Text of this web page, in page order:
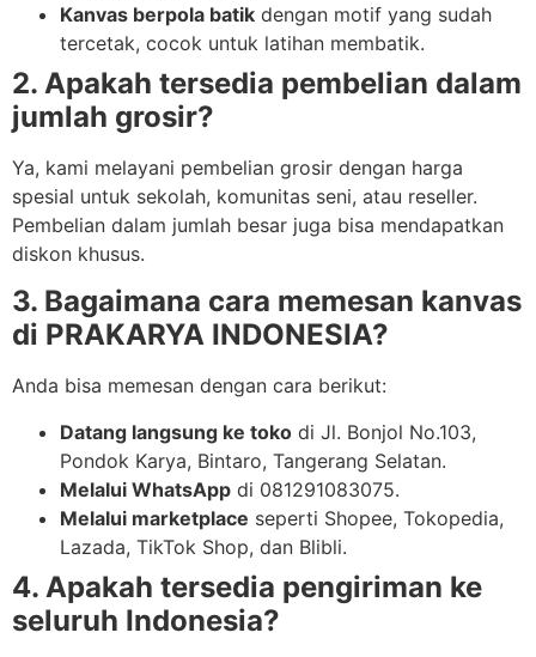
Kanvas berpola batik dengan motif yang sudah
tercetak, cocok untuk latihan membatik.
2. Apakah tersedia pembelian dalam
jumlah grosir?
Ya, kami melayani pembelian grosir dengan harga
spesial untuk sekolah, komunitas seni, atau reseller.
Pembelian dalam jumlah besar juga bisa mendapatkan
diskon khusus.
3. Bagaimana cara memesan kanvas
di PRAKARYA INDONESIA?
Anda bisa memesan dengan cara berikut:
Datang langsung ke toko di Jl. Bonjol No.103,
Pondok Karya, Bintaro, Tangerang Selatan.
Melalui WhatsApp di 081291083075.
Melalui marketplace seperti Shopee, Tokopedia,
Lazada, TikTok Shop, dan Blibli.
4. Apakah tersedia pengiriman ke
seluruh Indonesia?